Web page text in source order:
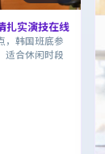
扎实演技在线
，韩国班底参
适合休闲时段